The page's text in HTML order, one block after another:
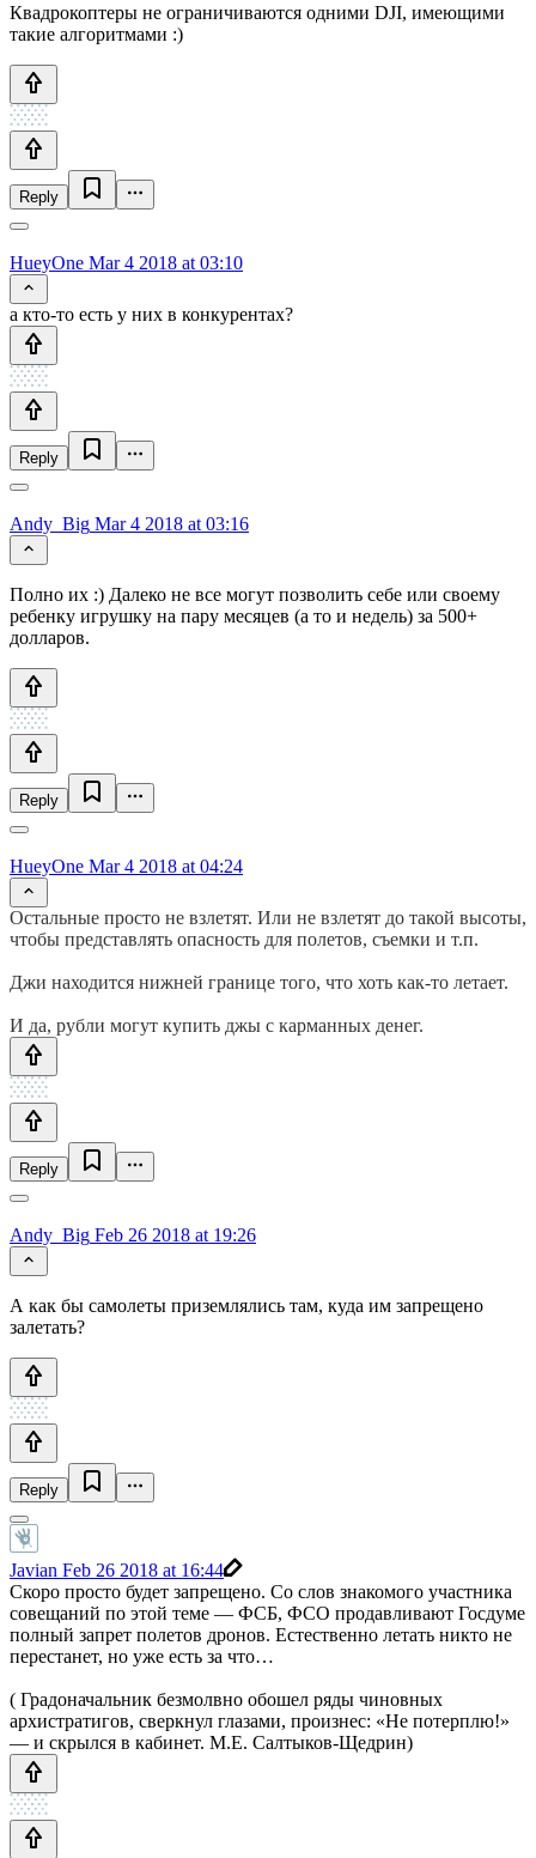
Квадрокоптеры не ограничиваются одними DJI, имеющими
такие алгоритмами :)
Reply
HueyOne Mar 4 2018 at 03:10
а кто-то есть у них в конкурентах?
Reply
Andy_Big Mar 4 2018 at 03:16
Полно их :) Далеко не все могут позволить себе или своему
ребенку игрушку на пару месяцев (а то и недель) за 500+
долларов.
Reply
HueyOne Mar 4 2018 at 04:24
Остальные просто не взлетят. Или не взлетят до такой высоты,
чтобы представлять опасность для полетов, съемки и т.п.
Джи находится нижней границе того, что хоть как-то летает.
И да, рубли могут купить джы с карманных денег.
Reply
Andy_Big Feb 26 2018 at 19:26
А как бы самолеты приземлялись там, куда им запрещено
залетать?
Reply
Javian Feb 26 2018 at 16:44
Скоро просто будет запрещено. Со слов знакомого участника
совещаний по этой теме — ФСБ, ФСО продавливают Госдуме
полный запрет полетов дронов. Естественно летать никто не
перестанет, но уже есть за что…
( Градоначальник безмолвно обошел ряды чиновных
архистратигов, сверкнул глазами, произнес: «Не потерплю!»
— и скрылся в кабинет. М.Е. Салтыков-Щедрин)